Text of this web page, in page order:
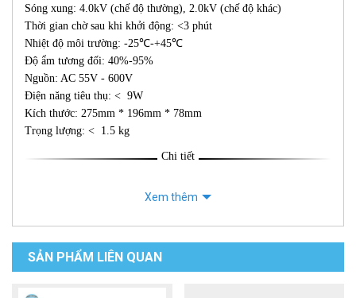
Sóng xung: 4.0kV (chế độ thường), 2.0kV (chế độ khác)
Thời gian chờ sau khi khởi động: <3 phút
Nhiệt độ môi trường: -25℃-+45℃
Độ ẩm tương đối: 40%-95%
Nguồn: AC 55V - 600V
Điện năng tiêu thụ: < 9W
Kích thước: 275mm * 196mm * 78mm
Trọng lượng: < 1.5 kg
Chi tiết
Xem thêm
SẢN PHẨM LIÊN QUAN